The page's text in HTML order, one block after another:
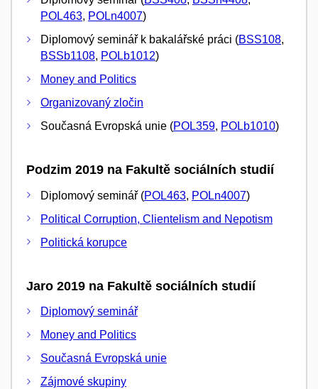
POL463, POLn4007)
Diplomový seminář k bakalářské práci (BSS108,
BSSb1108, POLb1012)
Money and Politics
Organizovaný zločin
Současná Evropská unie (POL359, POLb1010)
Podzim 2019 na Fakultě sociálních studií
Diplomový seminář (POL463, POLn4007)
Political Corruption, Clientelism and Nepotism
Politická korupce
Jaro 2019 na Fakultě sociálních studií
Diplomový seminář
Money and Politics
Současná Evropská unie
Zájmové skupiny